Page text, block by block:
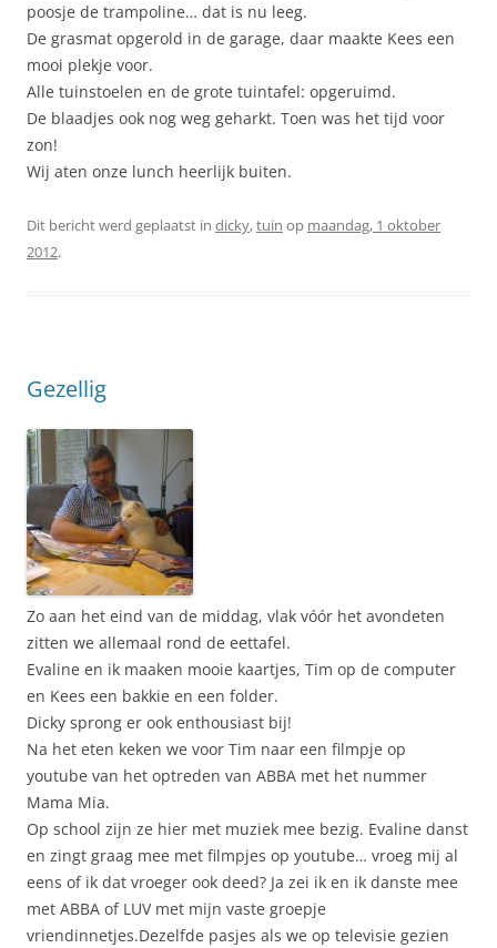
poosje de trampoline… dat is nu leeg.
De grasmat opgerold in de garage, daar maakte Kees een
mooi plekje voor.
Alle tuinstoelen en de grote tuintafel: opgeruimd.
De blaadjes ook nog weg geharkt. Toen was het tijd voor
zon!
Wij aten onze lunch heerlijk buiten.
Dit bericht werd geplaatst in dicky,tuin op maandag, 1 oktober
2012.
Gezellig
Zo aan het eind van de middag, vlak vóór het avondeten
zitten we allemaal rond de eettafel.
Evaline en ik maaken mooie kaartjes, Tim op de computer
en Kees een bakkie en een folder.
Dicky sprong er ook enthousiast bij!
Na het eten keken we voor Tim naar een filmpje op
youtube van het optreden van ABBA met het nummer
Mama Mia.
Op school zijn ze hier met muziek mee bezig. Evaline danst
en zingt graag mee met filmpjes op youtube… vroeg mij al
eens of ik dat vroeger ook deed? Ja zei ik en ik danste mee
met ABBA of LUV met mijn vaste groepje
vriendinnetjes.Dezelfde pasjes als we op televisie gezien